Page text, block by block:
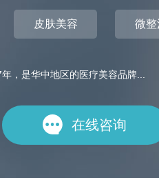
皮肤美容 微
，是华中地区的医疗美容品牌...
 在线咨询